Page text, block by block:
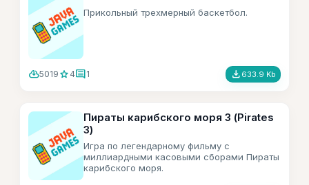
Прикольный трехмерный баскетбол.
cloud_download5019 star 4comment1 file_download 633.9 Kb
Пираты карибского моря 3 (Pirates
3)
Игра по легендарному фильму с
миллиардными касовыми сборами Пираты
карибского моря.